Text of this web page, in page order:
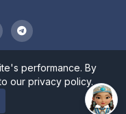
All rights
performance. By
our privacy policy.